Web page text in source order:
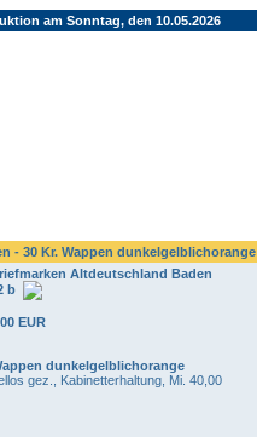
am Sonntag, den 10.05.2026
- 30 Kr. Wappen dunkelgelblichorange
Altdeutschland Baden
b
EUR
dunkelgelblichorange
gez., Kabinetterhaltung, Mi. 40,00